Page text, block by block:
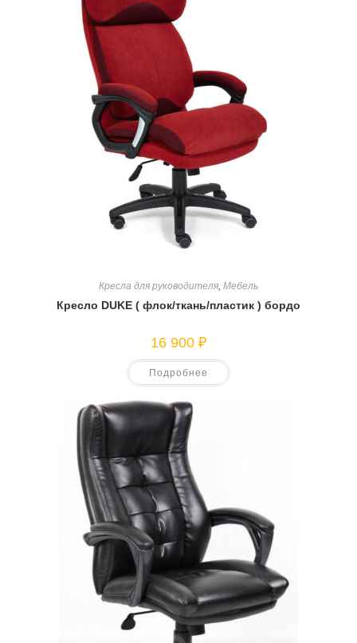
Кресла для руководителя, Мебель
Кресло DUKE ( флок/ткань/пластик ) бордо
16 900 ₽
Подробнее